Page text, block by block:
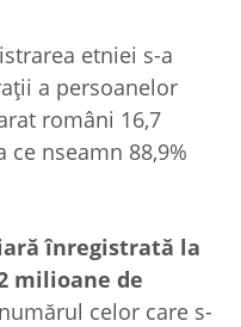
etniei s-a
a persoanelor
români 16,7
ce nseamn 88,9%
înregistrată la
milioane de
celor care s-